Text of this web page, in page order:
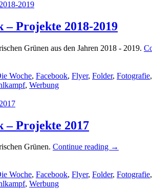
Projekte 2018-2019
Grünen aus den Jahren 2018 - 2019.
Woche, Facebook, Flyer, Folder, Fotografie,
, Werbung
– Projekte 2017
Grünen. Continue reading →
Woche, Facebook, Flyer, Folder, Fotografie,
, Werbung